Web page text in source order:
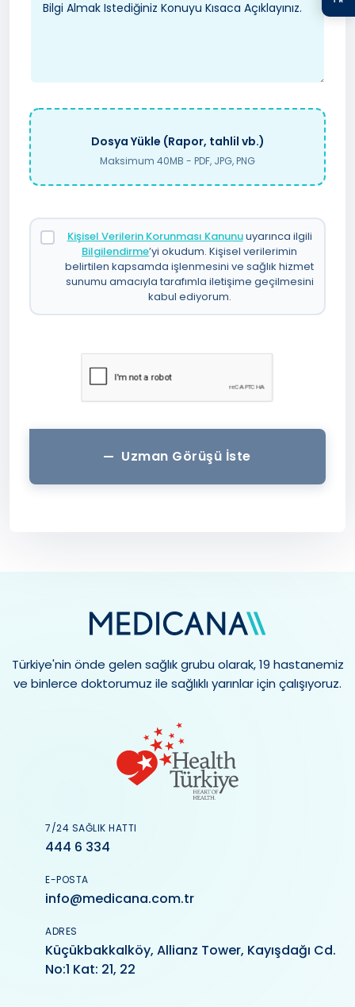
Dosya Yükle (Rapor, tahlil vb.)
Maksimum 40MB - PDF, JPG, PNG
Kişisel Verilerin Korunması Kanunuuyarınca ilgili
Bilgilendirme’yi okudum. Kişisel verilerimin
belirtilen kapsamda işlenmesini ve sağlık hizmet
sunumu amacıyla tarafımla iletişime geçilmesini
kabul ediyorum.
Uzman Görüşü İste
Türkiye'nin önde gelen sağlık grubu olarak, 19 hastanemiz
ve binlerce doktorumuz ile sağlıklı yarınlar için çalışıyoruz.
7/24 SAĞLIK HATTI
444 6 334
E-POSTA
info@medicana.com.tr
ADRES
Küçükbakkalköy, Allianz Tower, Kayışdağı Cd.
No:1 Kat: 21, 22